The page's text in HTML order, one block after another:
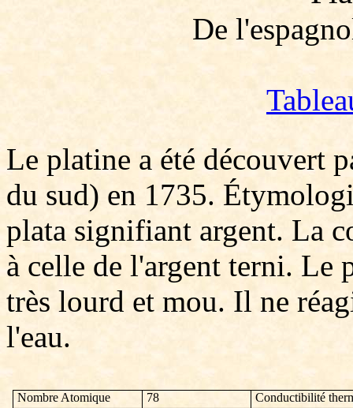
De
Le platine a été découvert
du sud) en 1735.
plata signifiant argent. La
à celle de l'argent terni. Le
très lourd et mou. Il ne
l'eau.
Nombre Atomique 78
Conductibilité